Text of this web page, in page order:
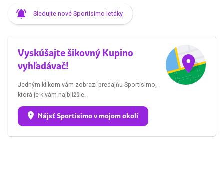
Sledujte nové Sportisimo letáky
Vyskúšajte šikovný Kupino
vyhľadávač!
Jedným klikom vám zobrazí predajňu Sportisimo,
ktorá je k vám najbližšie.
Nájsť Sportisimo v mojom okolí